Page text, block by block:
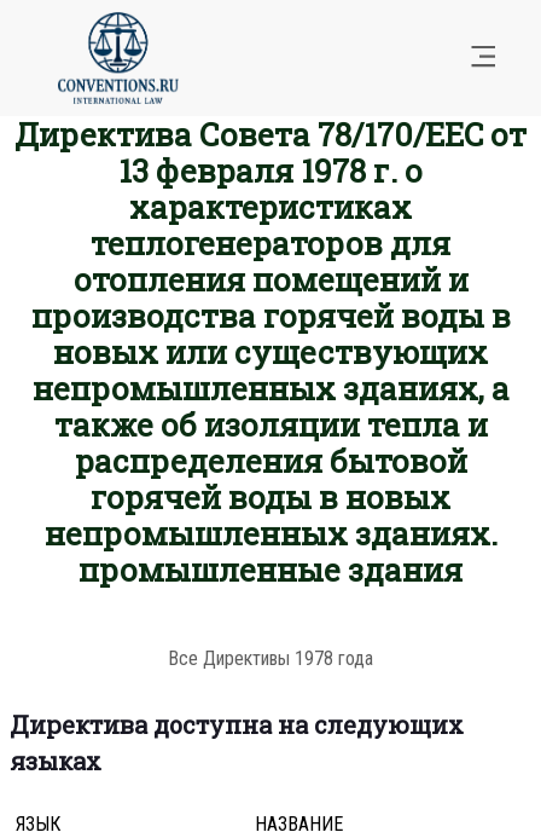
Директива Совета 78/170/EEC от
13 февраля 1978 г. о
характеристиках
теплогенераторов для
отопления помещений и
производства горячей воды в
новых или существующих
непромышленных зданиях, а
также об изоляции тепла и
распределения бытовой
горячей воды в новых
непромышленных зданиях.
промышленные здания
Все Директивы 1978 года
Директива доступна на следующих
языках
ЯЗЫК
НАЗВАНИЕ